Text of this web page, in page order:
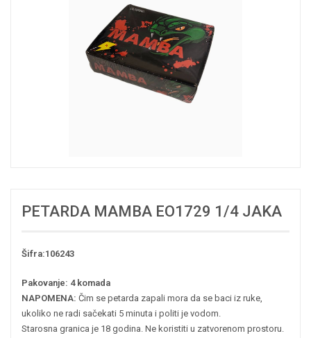
PETARDA MAMBA EO1729 1/4 JAKA
Šifra:106243
Pakovanje: 4 komada
NAPOMENA: Čim se petarda zapali mora da se baci iz ruke,
ukoliko ne radi sačekati 5 minuta i politi je vodom.
Starosna granica je 18 godina. Ne koristiti u zatvorenom prostoru.